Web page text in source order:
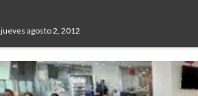
jueves agosto 2, 2012